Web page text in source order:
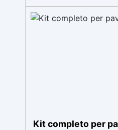
materiali. Certificata
sicura per il contatto
Kit completo per